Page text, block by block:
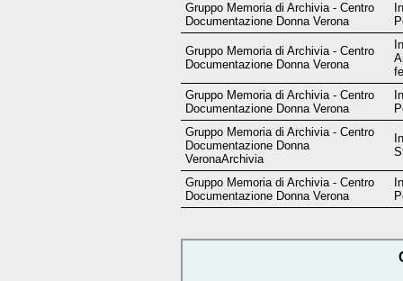
Gruppo Memoria di Archivia - Centro
Documentazione Donna Verona
Gruppo Memoria di Archivia - Centro
Documentazione Donna Verona
Gruppo Memoria di Archivia - Centro
Documentazione Donna Verona
Gruppo Memoria di Archivia - Centro
Documentazione Donna
VeronaArchivia
Gruppo Memoria di Archivia - Centro
Documentazione Donna Verona